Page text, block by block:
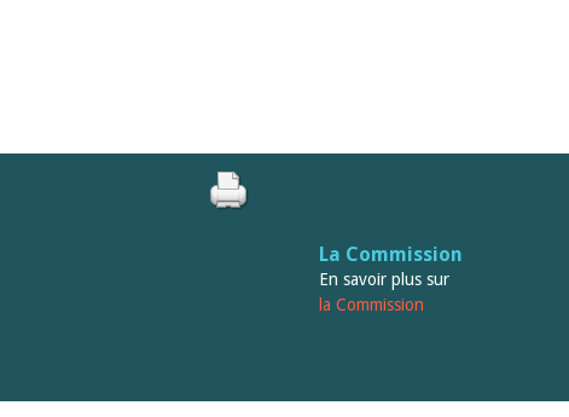
La Commission
En savoir plus sur
la Commission